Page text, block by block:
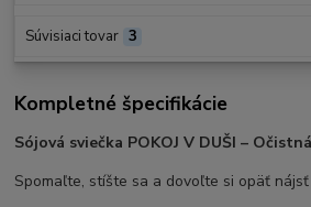
Súvisiaci tovar 3
Kompletné špecifikácie
Sójová sviečka POKOJ V DUŠI –
Spomaľte, stíšte sa a dovoľte si opäť